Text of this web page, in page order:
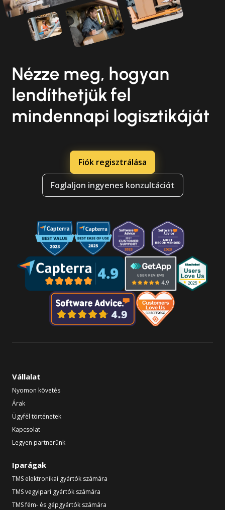
Nézze meg, hogyan
lendíthetjük fel
mindennapi logisztikáját
Fiók regisztrálása
Foglaljon ingyenes konzultációt
Vállalat
Nyomon követés
Árak
Ügyfél történetek
Kapcsolat
Legyen partnerünk
Iparágak
TMS elektronikai gyártók számára
TMS vegyipari gyártók számára
TMS fém- és gépgyártók számára